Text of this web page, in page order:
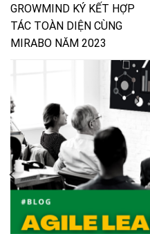
GROWMIND KÝ KẾT HỢP
TÁC TOÀN DIỆN CÙNG
MIRABO NĂM 2023